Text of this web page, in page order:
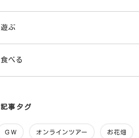
遊ぶ
食べる
記事タグ
ＧＷ オンラインツアー お花畑